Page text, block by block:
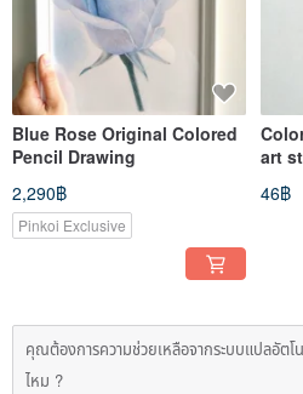
Blue Rose Original Colored
Pencil Drawing
2,290฿
Pinkoi Exclusive
art
46฿
คุณต้องการความช่วยเหลือจากระบบแปลอัตโ
ไหม ?